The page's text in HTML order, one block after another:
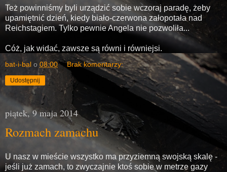
Też powinniśmy byli urządzić sobie wczoraj paradę, żeby
upamiętnić dzień, kiedy biało-czerwona załopotała nad
Reichstagiem. Tylko pewnie Angela nie pozwoliła...
Cóż, jak widać, zawsze są równi i równiejsi.
bat-i-bal o 08:00 Brak komentarzy:
Udostępnij
piątek, 9 maja 2014
Rozmach zamachu
U nasz w mieście wszystko ma przyziemną swojską skalę -
jeśli już zamach, to zwyczajnie ktoś sobie w metrze gazy